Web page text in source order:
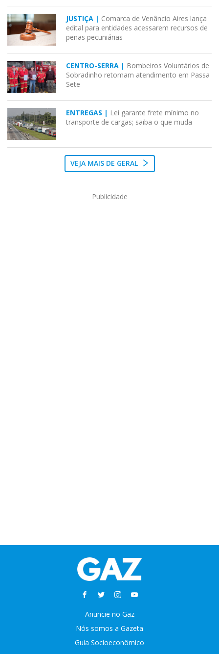
JUSTIÇA | Comarca de Venâncio Aires lança
edital para entidades acessarem recursos de
penas pecuniárias
CENTRO-SERRA | Bombeiros Voluntários de
Sobradinho retomam atendimento em Passa
Sete
ENTREGAS | Lei garante frete mínimo no
transporte de cargas; saiba o que muda
VEJA MAIS DE GERAL
Publicidade
Anuncie no Gaz
Nós somos a Gazeta
Guia Socioeconômico